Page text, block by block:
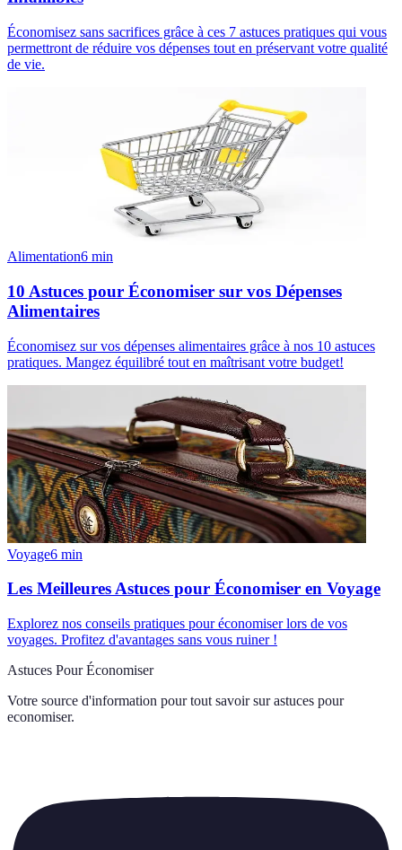
Économisez sans sacrifices grâce à ces 7 astuces pratiques qui vous
permettront de réduire vos dépenses tout en préservant votre qualité
de vie.
Alimentation6 min
10 Astuces pour Économiser sur vos Dépenses
Alimentaires
Économisez sur vos dépenses alimentaires grâce à nos 10 astuces
pratiques. Mangez équilibré tout en maîtrisant votre budget!
Voyage6 min
Les Meilleures Astuces pour Économiser en Voyage
Explorez nos conseils pratiques pour économiser lors de vos
voyages. Profitez d'avantages sans vous ruiner !
Astuces Pour Économiser
Votre source d'information pour tout savoir sur astuces pour
economiser.